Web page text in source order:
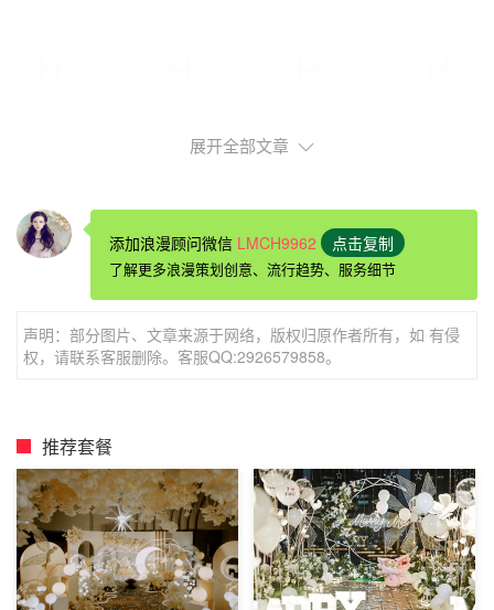
柳州哪个酒店生日有优惠柳州海悦公寓
海悦公寓位于柳州市城中区万达广场，地位城中区金融商业
核心地带。距白莲机场15公里，火车站8公里，汽车总站6
公里，李宁体育馆1.5公里交通便利。靠近市政府和办证大
厅，九州国际阳光100，等商务中心方便出差办公，周边配
套银行超市医院配备齐全，方便日常出行，周边景点柳州奇
展开全部文章
添加浪漫顾问微信 LMCH9962 点击复制
了解更多浪漫策划创意、流行趋势、服务细节
声明：部分图片、文章来源于网络，版权归原作者所有，如 有侵
权，请联系客服删除。客服QQ:2926579858。
推荐套餐